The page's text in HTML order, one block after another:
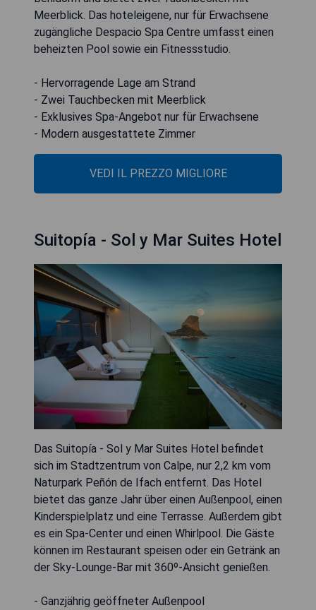
Meerblick. Das hoteleigene, nur für Erwachsene
zugängliche Despacio Spa Centre umfasst einen
beheizten Pool sowie ein Fitnessstudio.
- Hervorragende Lage am Strand
- Zwei Tauchbecken mit Meerblick
- Exklusives Spa-Angebot nur für Erwachsene
- Modern ausgestattete Zimmer
VEDI IL PREZZO MIGLIORE
Suitopía - Sol y Mar Suites Hotel
Das Suitopía - Sol y Mar Suites Hotel befindet
sich im Stadtzentrum von Calpe, nur 2,2 km vom
Naturpark Peñón de Ifach entfernt. Das Hotel
bietet das ganze Jahr über einen Außenpool, einen
Kinderspielplatz und eine Terrasse. Außerdem gibt
es ein Spa-Center und einen Whirlpool. Die Gäste
können im Restaurant speisen oder ein Getränk an
der Sky-Lounge-Bar mit 360º-Ansicht genießen.
- Ganzjährig geöffneter Außenpool